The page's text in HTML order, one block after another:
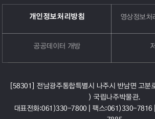
개인정보처리방침 영상정보처
공공데이터 개방
[58301] 전남광주통합특별시 나주시 반남면 고
) 국립나주박물관.
대표전화:061)330-7800 | 팩스:061)330-7816 |